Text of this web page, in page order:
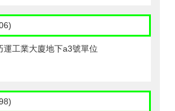
運工業大廈地下a3號單位